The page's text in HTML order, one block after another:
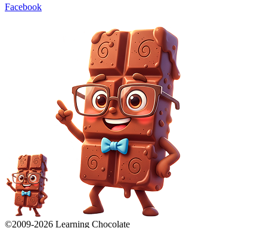
Facebook
©2009-2026 Learning Chocolate